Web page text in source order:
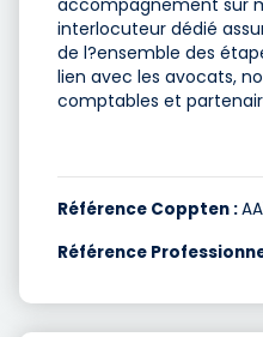
accompagnement sur
interlocuteur dédié
de l?ensemble des
lien avec les avocats,
comptables et
Référence Coppten :
Référence